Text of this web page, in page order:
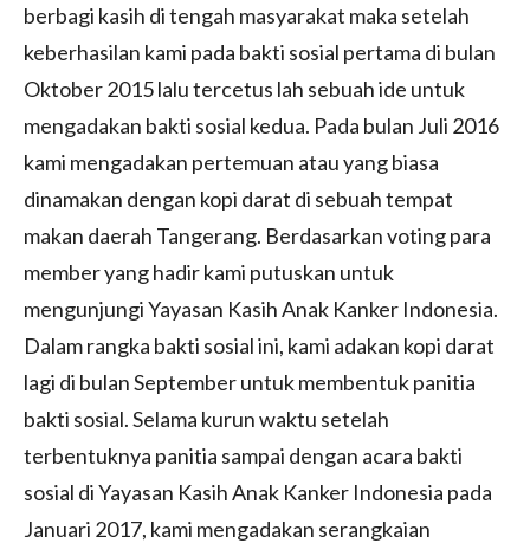
berbagi kasih di tengah masyarakat maka setelah
keberhasilan kami pada bakti sosial pertama di bulan
Oktober 2015 lalu tercetus lah sebuah ide untuk
mengadakan bakti sosial kedua. Pada bulan Juli 2016
kami mengadakan pertemuan atau yang biasa
dinamakan dengan kopi darat di sebuah tempat
makan daerah Tangerang. Berdasarkan voting para
member yang hadir kami putuskan untuk
mengunjungi Yayasan Kasih Anak Kanker Indonesia.
Dalam rangka bakti sosial ini, kami adakan kopi darat
lagi di bulan September untuk membentuk panitia
bakti sosial. Selama kurun waktu setelah
terbentuknya panitia sampai dengan acara bakti
sosial di Yayasan Kasih Anak Kanker Indonesia pada
Januari 2017, kami mengadakan serangkaian